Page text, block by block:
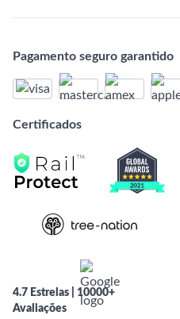
Pagamento seguro garantido
Certificados
4.7 Estrelas | 10000+
Avaliações